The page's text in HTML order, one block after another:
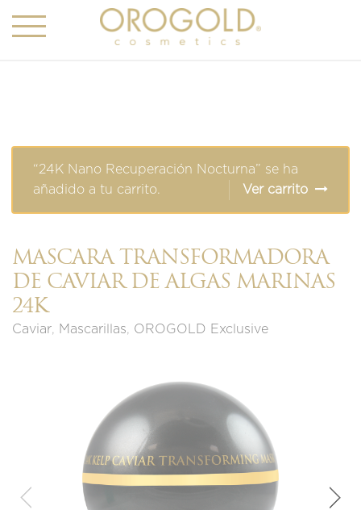
“24K Nano Recuperación Nocturna” se ha
añadido a tu carrito.
Ver carrito
MÁSCARA TRANSFORMADORA
DE CAVIAR DE ALGAS MARINAS
24K
Caviar Mascarillas OROGOLD Exclusive